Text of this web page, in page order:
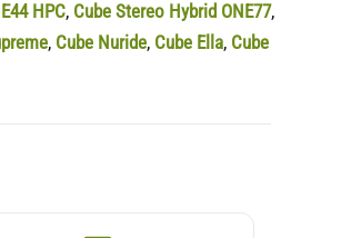
HPC, Cube Stereo Hybrid ONE77,
, Cube Nuride, Cube Ella, Cube